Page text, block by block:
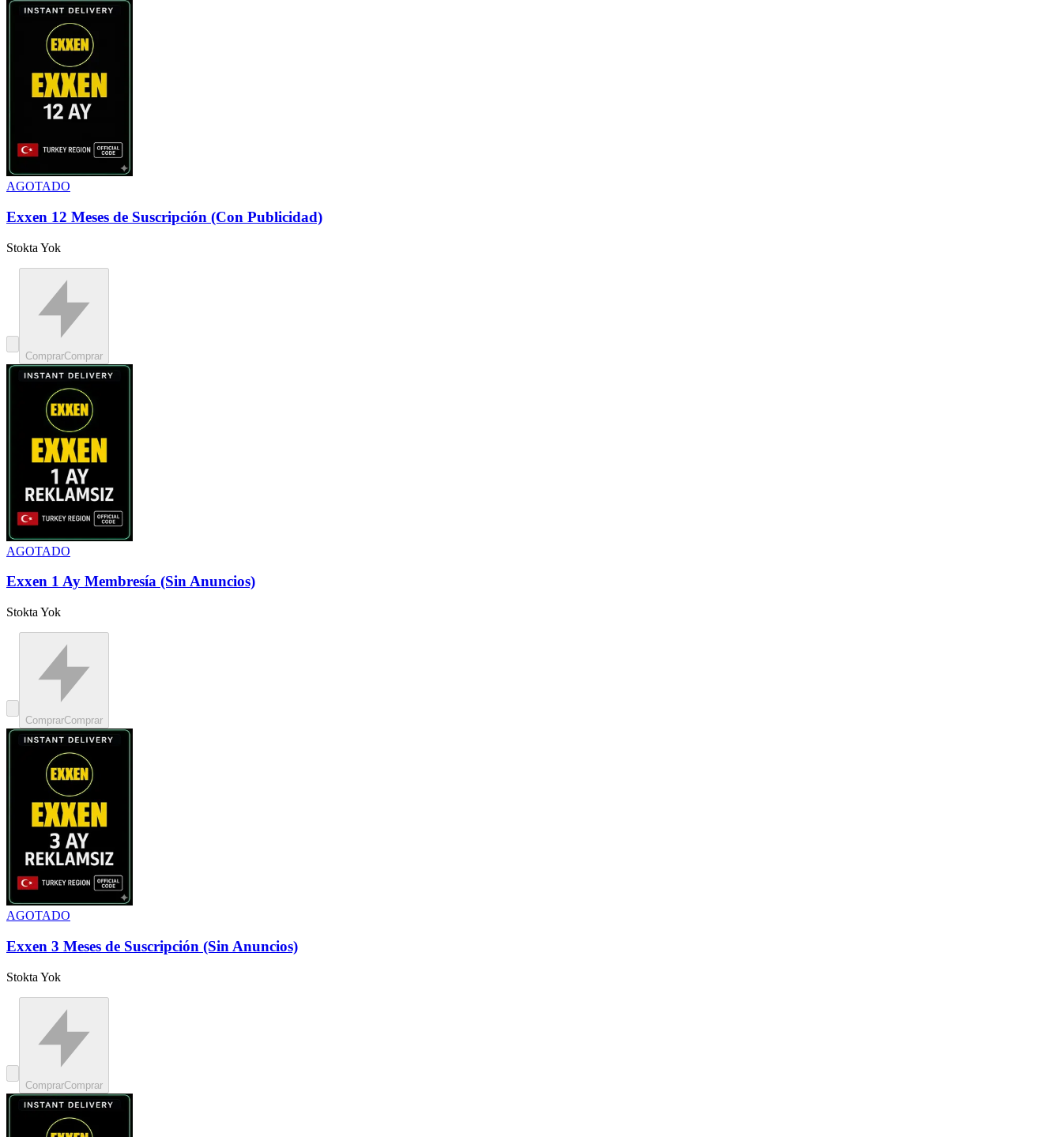
AGOTADO
Exxen 12 Meses de Suscripción (Con Publicidad)
Stokta Yok
ComprarComprar
AGOTADO
Exxen 1 Ay Membresía (Sin Anuncios)
Stokta Yok
ComprarComprar
AGOTADO
Exxen 3 Meses de Suscripción (Sin Anuncios)
Stokta Yok
ComprarComprar